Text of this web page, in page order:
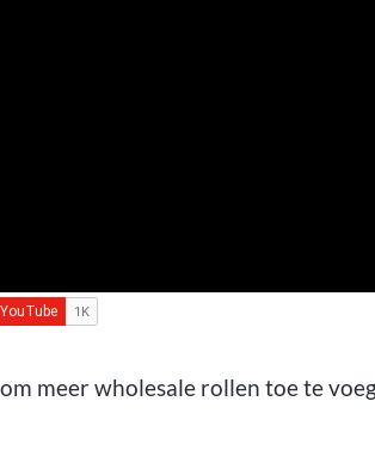
meer wholesale rollen toe te